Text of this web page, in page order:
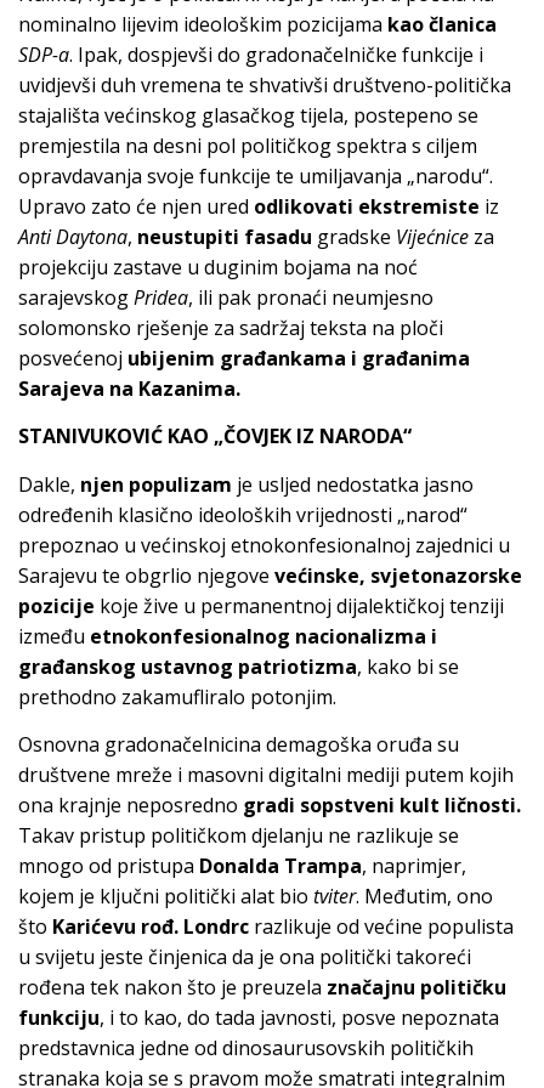
nominalno lijevim ideološkim pozicijama kao članica
SDP-a. Ipak, dospjevši do gradonačelničke funkcije i
uvidjevši duh vremena te shvativši društveno-politička
stajališta većinskog glasačkog tijela, postepeno se
premjestila na desni pol političkog spektra s ciljem
opravdavanja svoje funkcije te umiljavanja „narodu“.
Upravo zato će njen ured odlikovati ekstremiste iz
Anti Daytona, neustupiti fasadu gradske Vijećnice za
projekciju zastave u duginim bojama na noć
sarajevskogPridea, ili pak pronaći neumjesno
solomonsko rješenje za sadržaj teksta na ploči
posvećenoj ubijenim građankama i građanima
Sarajeva na Kazanima.
STANIVUKOVIĆ KAO „ČOVJEK IZ NARODA“
Dakle, njen populizam je usljed nedostatka jasno
određenih klasično ideoloških vrijednosti „narod“
prepoznao u većinskoj etnokonfesionalnoj zajednici u
Sarajevu te obgrlio njegove većinske, svjetonazorske
pozicije koje žive u permanentnoj dijalektičkoj tenziji
između etnokonfesionalnog nacionalizma i
građanskog ustavnog patriotizma, kako bi se
prethodno zakamufliralo potonjim.
Osnovna gradonačelnicina demagoška oruđa su
društvene mreže i masovni digitalni mediji putem kojih
ona krajnje neposredno gradi sopstveni kult ličnosti.
Takav pristup političkom djelanju ne razlikuje se
mnogo od pristupa Donalda Trampa, naprimjer,
kojem je ključni politički alat bio tviter. Međutim, ono
što Karićevu rođ. Londrc razlikuje od većine populista
u svijetu jeste činjenica da je ona politički takoreći
rođena tek nakon što je preuzela značajnu političku
funkciju, i to kao, do tada javnosti, posve nepoznata
predstavnica jedne od dinosaurusovskih političkih
stranaka koja se s pravom može smatrati integralnim